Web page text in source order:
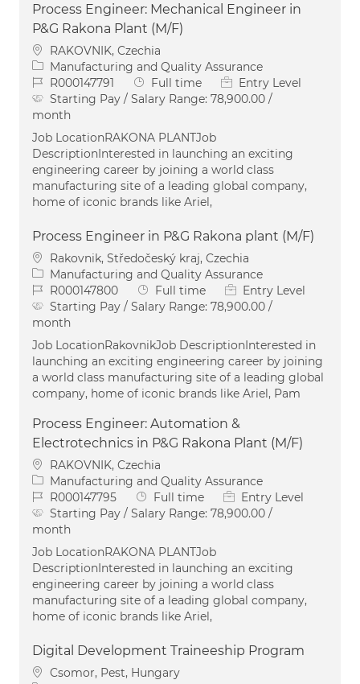
Process Engineer: Mechanical Engineer in
P&G Rakona Plant (M/F)
Location
RAKOVNIK, Czechia
Category
Manufacturing and Quality Assurance
Job IdR000147791 Job Type
Full time
Entry Level
Starting Pay / Salary Range: 78,900.00 /
month
Job LocationRAKONA PLANTJob
DescriptionInterested in launching an exciting
engineering career by joining a world class
manufacturing site of a leading global company,
home of iconic brands like Ariel,
Process Engineer in P&G Rakona plant (M/F)
Location
Rakovnik, Středočeský kraj, Czechia
Category
Manufacturing and Quality Assurance
Job IdR000147800 Job Type
Full time
Entry Level
Starting Pay / Salary Range: 78,900.00 /
month
Job LocationRakovnikJob DescriptionInterested in
launching an exciting engineering career by joining
a world class manufacturing site of a leading global
company, home of iconic brands like Ariel, Pam
Process Engineer: Automation &
Electrotechnics in P&G Rakona Plant (M/F)
Location
RAKOVNIK, Czechia
Category
Manufacturing and Quality Assurance
Job IdR000147795 Job Type
Full time
Entry Level
Starting Pay / Salary Range: 78,900.00 /
month
Job LocationRAKONA PLANTJob
DescriptionInterested in launching an exciting
engineering career by joining a world class
manufacturing site of a leading global company,
home of iconic brands like Ariel,
Digital Development Traineeship Program
Location
Csomor, Pest, Hungary